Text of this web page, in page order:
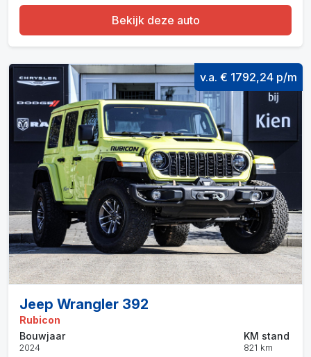
Bekijk deze auto
v.a. € 1792,24 p/m
Jeep Wrangler 392
Rubicon
Bouwjaar
2024
KM stand
821 km